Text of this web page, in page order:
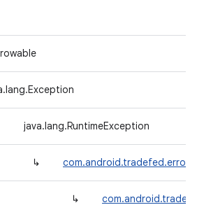
java.lang.RuntimeException
↳
↳